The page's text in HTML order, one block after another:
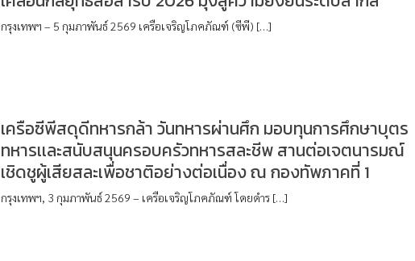
กรุงเทพฯ – 5 กุมภาพันธ์ 2569 เครือเจริญโภคภัณฑ์ (ซีพี) […]
เครือซีพีสดุดีทหารกล้า วันทหารผ่านศึก มอบทุนการศึกษาบุตร
ทหารเเละสนับสนุนครอบครัวทหารสละชีพ สานต่อเจตนารมณ์
เชิดชูผู้เสียสละเพื่อชาติอย่างต่อเนื่อง ณ กองทัพภาคที่ 1
กรุงเทพฯ, 3 กุมภาพันธ์ 2569 – เครือเจริญโภคภัณฑ์ โดยดำร […]